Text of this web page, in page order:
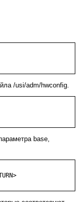
/usi/adm/hwconfig.
base,